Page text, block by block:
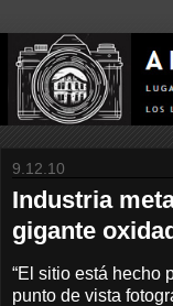
9.12.10
Industria
gigante
“El sitio está hecho
punto de vista